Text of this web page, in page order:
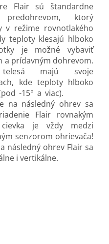
Flair sú štandardne
predohrevom, ktorý
v režime rovnotlakého
teploty klesajú hlboko
je možné vybaviť
a prídavným dohrevom.
telesá majú svoje
kde teploty hlboko
(pod -15° a viac).
na následný ohrev sa
Flair rovnakým
cievka je vždy medzi
senzorom ohrievača!
následný ohrev Flair sa
i vertikálne.